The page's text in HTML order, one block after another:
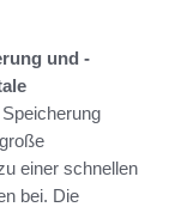
und -
einer schnellen
bei. Die